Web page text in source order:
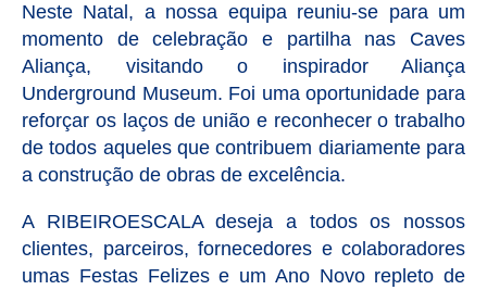
Neste Natal, a nossa equipa reuniu-se para um
momento de celebração e partilha nas Caves
Aliança, visitando o inspirador Aliança
Underground Museum. Foi uma oportunidade para
reforçar os laços de união e reconhecer o trabalho
de todos aqueles que contribuem diariamente para
a construção de obras de excelência.
A RIBEIROESCALA deseja a todos os nossos
clientes, parceiros, fornecedores e colaboradores
umas Festas Felizes e um Ano Novo repleto de